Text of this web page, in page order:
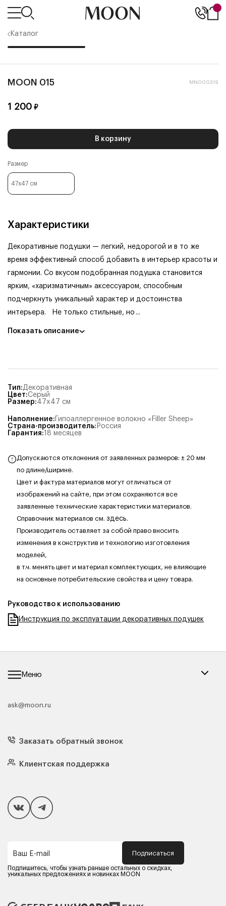
Каталог
MOON 015 MN000319
1 200 ₽
В корзину
Размер
47x47 см
Характеристики
Декоративные подушки — легкий, недорогой и в то же
время эффективный способ добавить в интерьер красоты и
гармонии. Со вкусом подобранная подушка становится
ярким, «харизматичным» аксессуаром, способным
подчеркнуть уникальный характер и достоинства
интерьера.
Не только стильные, но ...
Показать описание
Тип:Декоративная
Цвет:Серый
Размер:47x47 см
Наполнение: Гипоаллергенное волокно «Filler Sheep»
Страна-производитель: Россия
Гарантия:18 месяцев
Допускаются отклонения от заявленных размеров: ± 20 мм
по длине/ширине.
Цвет и фактура материалов могут отличаться от
изображений на сайте, при этом сохраняются все
заявленные технические характеристики материалов.
Справочник материалов см. здесь.
Производитель оставляет за собой право вносить
изменения в конструктив и технологию изготовления
моделей,
в т.ч. менять цвет и материал комплектующих, не влияющие
на основные потребительские свойства и цену товара.
Руководство к использованию
Инструкция по эксплуатации декоративных подушек
Меню
Каталог мебели
Кресла
Матрасы
Подушки
Чехлы и наматрасники
Покупателям
Способы оплаты
Компания MOON
Оферта
Политика конфиденциальности
Карьера в MOON
ask@moon.ru
Заказать обратный звонок
Клиентская поддержка
Ваш E-mail Подписаться
Подпишитесь, чтобы узнать раньше остальных о скидках,
уникальных предложениях и новинках MOON